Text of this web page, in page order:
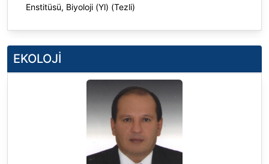
Enstitüsü, Biyoloji (Yl) (Tezli)
Doktora:Gazi Üniversitesi, Fen
EKOLOJİ